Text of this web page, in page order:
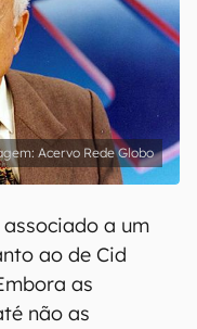
Acervo Rede Globo
a um
ao de Cid
as
não as